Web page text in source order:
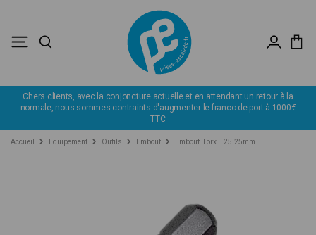
Chers clients, avec la conjoncture actuelle et en attendant un retour à la
normale, nous sommes contraints d'augmenter le franco de port à 1000€
TTC
Accueil Equipement Outils Embout Embout Torx T25 25mm